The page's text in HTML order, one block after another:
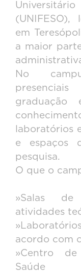
em
a maior
No
graduação
laboratórios
e espaços
pesquisa.
O que o
»Salas
atividades
acordo com
»Centro
Saúde